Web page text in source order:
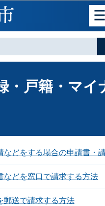
のページの本文へ移動
・戸籍・マイ
などをする場合の申請書・
などを窓口で請求する方法
郵送で請求する方法